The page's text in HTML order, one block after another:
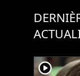
player2